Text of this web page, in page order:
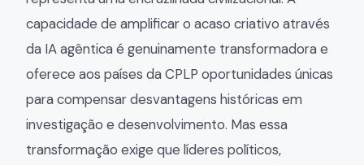
capacidade de amplificar o acaso criativo através
da IA agêntica é genuinamente transformadora e
oferece aos países da CPLP oportunidades únicas
para compensar desvantagens históricas em
investigação e desenvolvimento. Mas essa
transformação exige que líderes políticos,